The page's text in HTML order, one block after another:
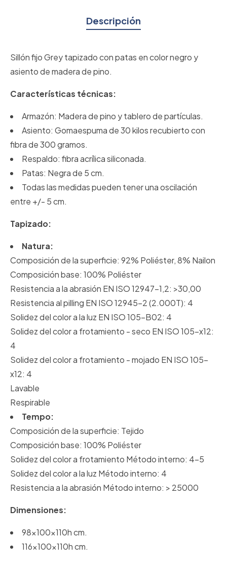
Descripción
Sillón fijo Grey tapizado con patas en color negro y
asiento de madera de pino.
Características técnicas:
Armazón: Madera de pino y tablero de partículas.
Asiento: Gomaespuma de 30 kilos recubierto con
fibra de 300 gramos.
Respaldo: fibra acrílica siliconada.
Patas: Negra de 5 cm.
Todas las medidas pueden tener una oscilación
entre +/- 5 cm.
Tapizado:
Natura:
Composición de la superficie: 92% Poliéster, 8% Nailon
Composición base: 100% Poliéster
Resistencia a la abrasión EN ISO 12947-1,2: >30,00
Resistencia al pilling EN ISO 12945-2 (2.000T): 4
Solidez del color a la luz EN ISO 105-B02: 4
Solidez del color a frotamiento - seco EN ISO 105-x12:
4
Solidez del color a frotamiento - mojado EN ISO 105-
x12: 4
Lavable
Respirable
Tempo:
Composición de la superficie: Tejido
Composición base: 100% Poliéster
Solidez del color a frotamiento Método interno: 4-5
Solidez del color a la luz Método interno: 4
Resistencia a la abrasión Método interno: > 25000
Dimensiones:
98x100x110h cm.
116x100x110h cm.